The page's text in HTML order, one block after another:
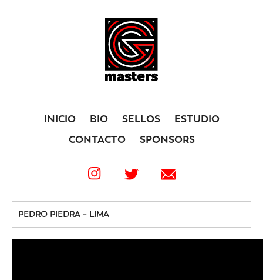
INICIO BIO SELLOS
ESTUDIO
CONTACTO
SPONSORS
PEDRO PIEDRA – LIMA